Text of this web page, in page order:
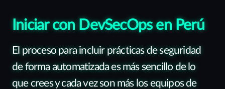
Iniciar con DevSecOps en Perú
El proceso para incluir prácticas de seguridad
de forma automatizada es más sencillo de lo
que crees y cada vez son más los equipos de